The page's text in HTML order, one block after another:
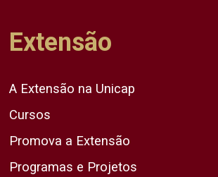
Extensão
A Extensão na Unicap
Cursos
Promova a Extensão
Programas e Projetos